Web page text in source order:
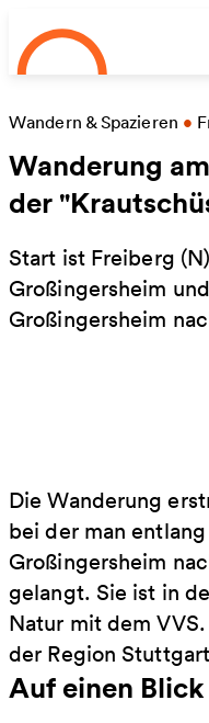
Zum Hauptinhalt
Wandern & Spazieren •
Wanderung
der
Start ist Freiberg
Großingersheim
Großingersheim
Die Wanderung
bei der man
Großingersheim
gelangt. Sie ist in
Natur mit dem
der Region
Auf einen Blick